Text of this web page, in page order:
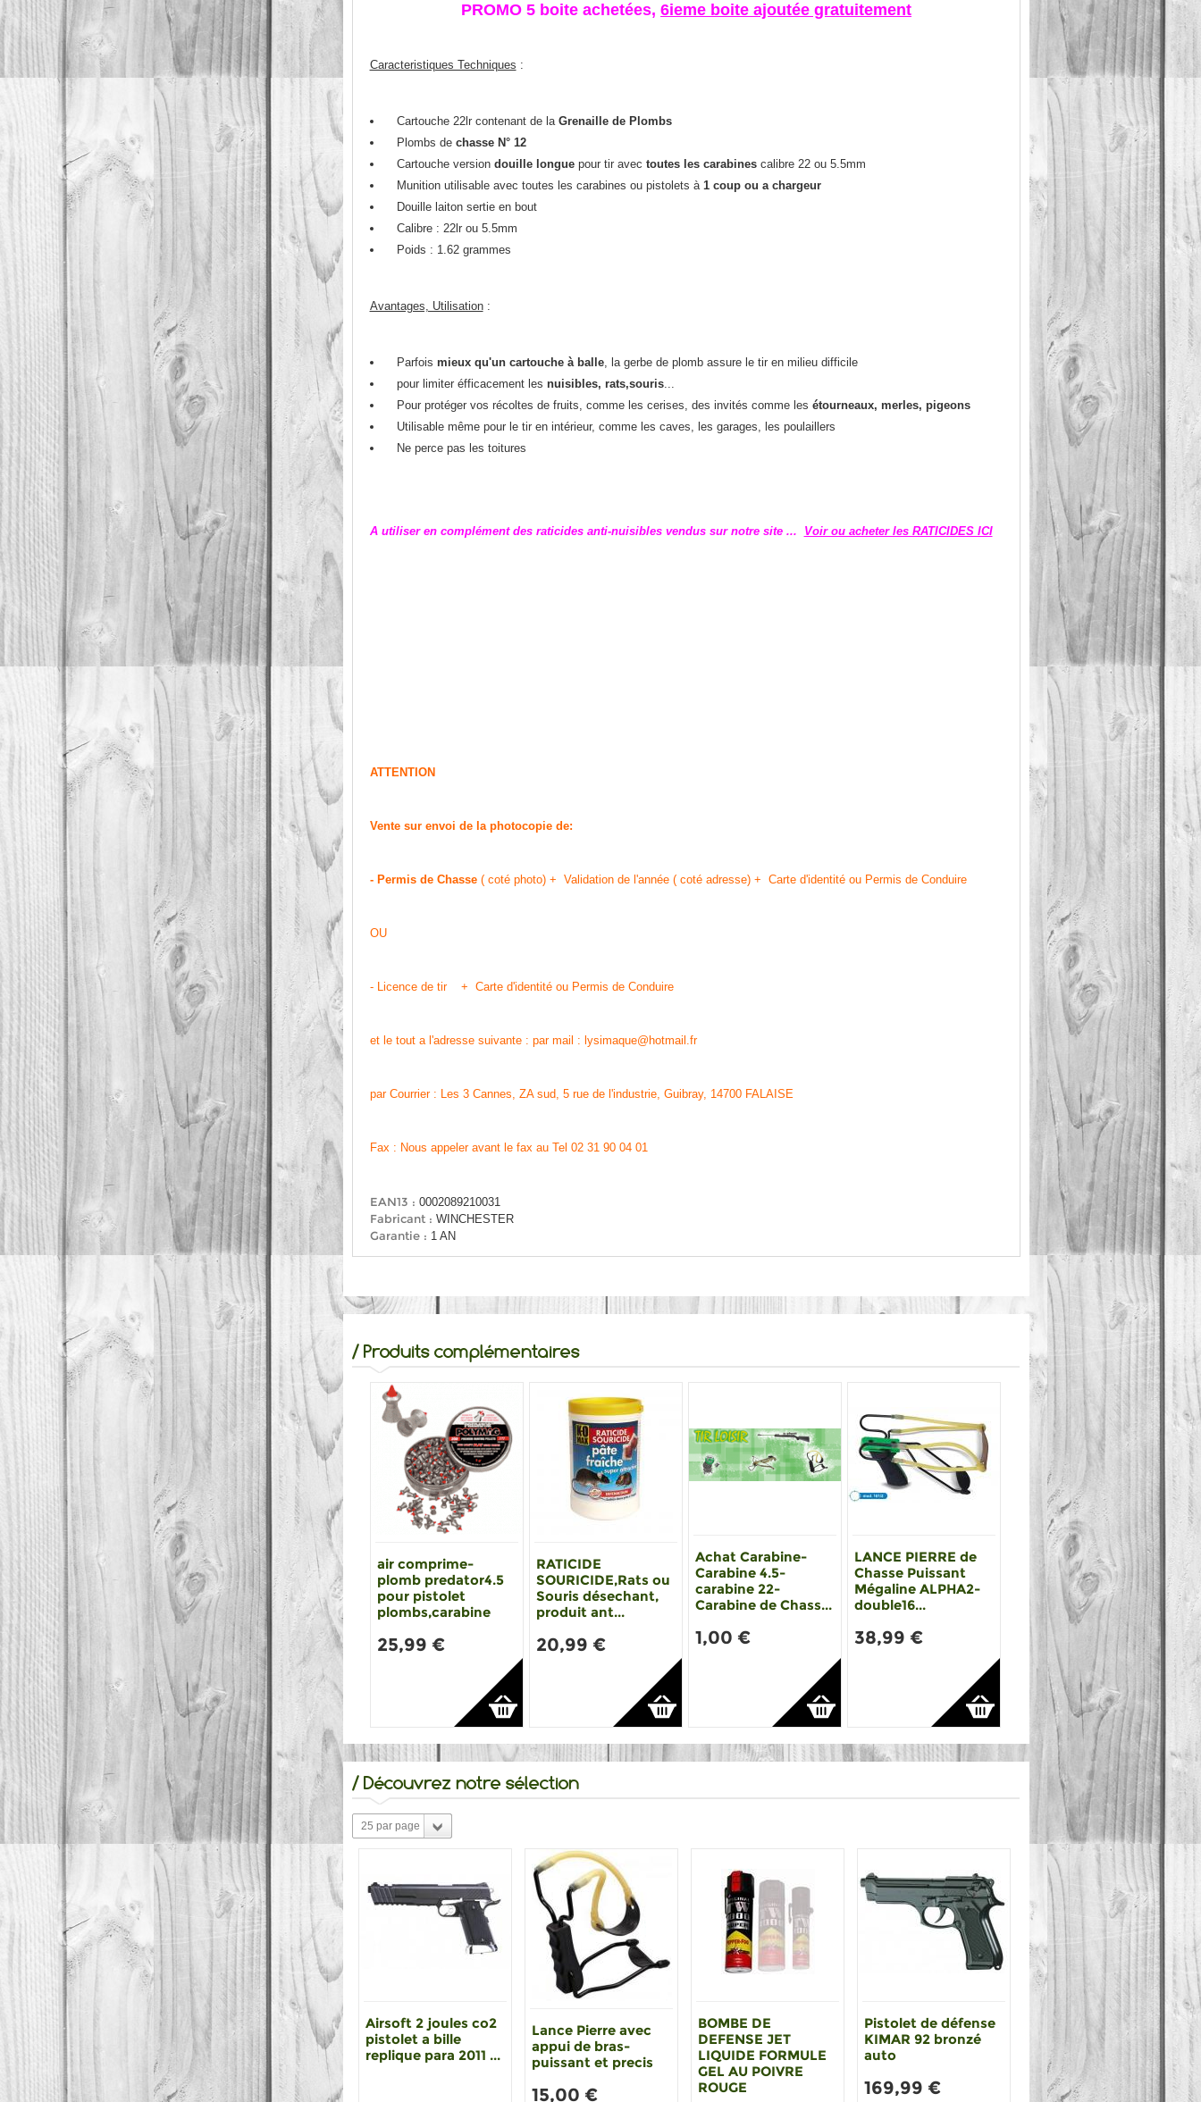
PROMO 5 boite achetées,6ieme boite ajoutée gratuitement
Caracteristiques Techniques :
Cartouche 22lr contenant de la Grenaille de Plombs
Plombs de chasse N° 12
Cartouche version douille longuepour tir avec toutes les carabinescalibre 22 ou 5.5mm
Munition utilisable avec toutes les carabines ou pistolets à 1 coup ou a chargeur
Douille laiton sertie en bout
Calibre : 22lr ou 5.5mm
Poids : 1.62 grammes
Avantages, Utilisation:
Parfois mieux qu'un cartouche à balle, la gerbe de plomb assure le tir en milieu difficile
pour limiter éfficacement les nuisibles, rats,souris...
Pour protéger vos récoltes de fruits, comme les cerises, des invités comme les étourneaux, merles, pigeons
Utilisable même pour le tir en intérieur, comme les caves, les garages, les poulaillers
Ne perce pas les toitures
A utiliser en complément des raticides anti-nuisibles vendus sur notre site ... Voir ou acheter les RATICIDES ICI
ATTENTION
Vente sur envoi de la photocopie de:
- Permis de Chasse( coté photo) + Validation de l'année ( coté adresse) + Carte d'identité ou Permis de Conduire
OU
- Licence de tir + Carte d'identité ou Permis de Conduire
et le tout a l'adresse suivante : par mail : lysimaque@hotmail.fr
par Courrier : Les 3 Cannes, ZA sud, 5 rue de l'industrie, Guibray, 14700 FALAISE
Fax : Nous appeler avant le fax au Tel 02 31 90 04 01
EAN13 : 0002089210031
Fabricant : WINCHESTER
Garantie : 1 AN
/ Produits complémentaires
air comprime-
plomb predator4.5
pour pistolet
plombs,carabine
25,99 €
RATICIDE
SOURICIDE,Rats ou
Souris désechant,
produit ant...
20,99 €
Achat Carabine-
Carabine 4.5-
carabine 22-
Carabine de Chass...
1,00 €
LANCE PIERRE de
Chasse Puissant
Mégaline ALPHA2-
double16...
38,99 €
/ Découvrez notre sélection
25 par page
Airsoft 2 joules co2
pistolet a bille
replique para 2011 ...
Lance Pierre avec
appui de bras-
puissant et precis
15,00 €
BOMBE DE
DEFENSE JET
LIQUIDE FORMULE
GEL AU POIVRE
ROUGE
Pistolet de défense
KIMAR 92 bronzé
auto
169,99 €